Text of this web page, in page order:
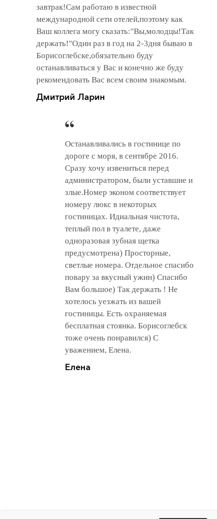
завтрак!Сам работаю в известной
международной сети отелей,поэтому как
Ваш коллега могу сказать:"Вы,молодцы!Так
держать!"Один раз в год на 2-3дня бываю в
Борисоглебске,обязательно буду
останавливаться у Вас и конечно же буду
рекомендовать Вас всем своим знакомым.
Дмитрий Ларин
Останавливались в гостинице по
дороге с моря, в сентябре 2016.
Сразу хочу извениться перед
администратором, были уставшие и
злые.Номер эконом соответствует
номеру люкс в некоторых
гостиницах. Идиальная чистота,
теплый пол в туалете, даже
одноразовая зубная щетка
предусмотрена) Просторные,
светлые номера. Отдельное спасибо
повару за вкусный ужин) Спасибо
Вам большое) Так держать ! Не
хотелось уезжать из вашей
гостиницы. Есть охраняемая
бесплатная стоянка. Борисоглебск
тоже очень понравился) С
уважением, Елена.
Елена